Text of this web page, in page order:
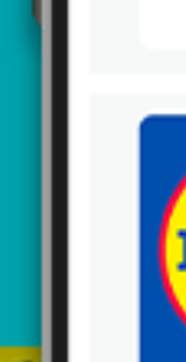
na nieaktualną
aktualne gazetki Blix!